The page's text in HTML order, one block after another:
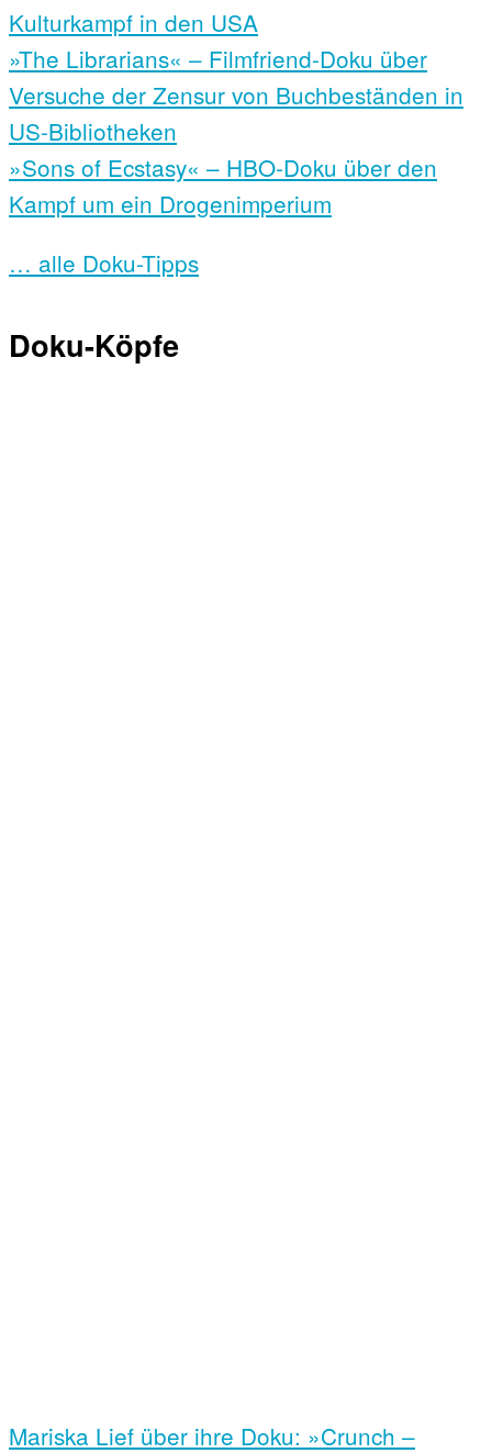
Kulturkampf in den USA
»The Librarians« – Filmfriend-Doku über
Versuche der Zensur von Buchbeständen in
US-Bibliotheken
»Sons of Ecstasy« – HBO-Doku über den
Kampf um ein Drogenimperium
… alle Doku-Tipps
Doku-Köpfe
Mariska Lief über ihre Doku: »Crunch –